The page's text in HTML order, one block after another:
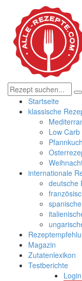
Startseite
klassische
Low
internationale
deutsche
Magazin
Zutatenlexikon
Testberichte
Login